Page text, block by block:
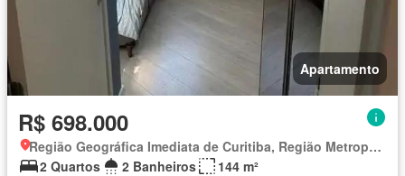
Apartamento
R$ 698.000
Região Geográfica Imediata de Curitiba, Região Metropolitana de Curitiba
2 Quartos
2 Banheiros
144 m²